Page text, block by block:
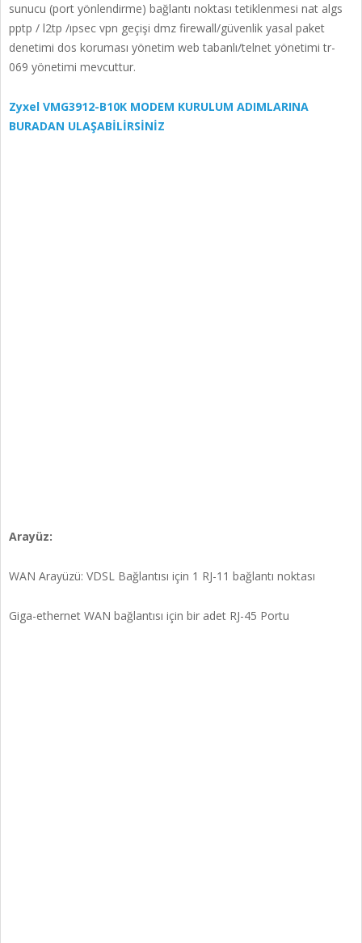
sunucu (port yönlendirme) bağlantı noktası tetiklenmesi nat algs
pptp / l2tp /ıpsec vpn geçişi dmz firewall/güvenlik yasal paket
denetimi dos koruması yönetim web tabanlı/telnet yönetimi tr-
069 yönetimi mevcuttur.
Zyxel VMG3912-B10K MODEM KURULUM ADIMLARINA
BURADAN ULAŞABİLİRSİNİZ
Arayüz:
WAN Arayüzü: VDSL Bağlantısı için 1 RJ-11 bağlantı noktası
Giga-ethernet WAN bağlantısı için bir adet RJ-45 Portu